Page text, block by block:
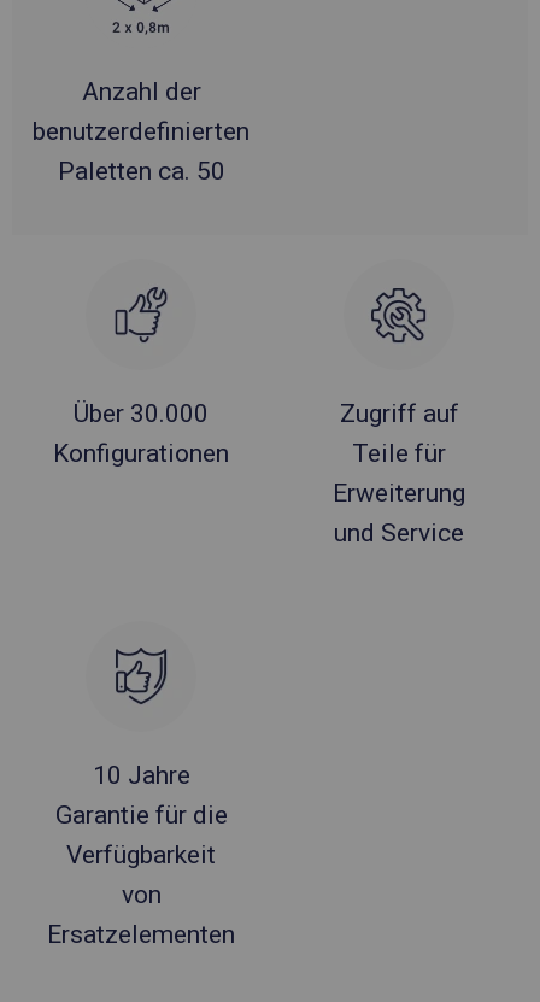
Anzahl der
benutzerdefinierten
Paletten ca. 50
Über 30.000
Konfigurationen
Zugriff auf
Teile für
Erweiterung
und Service
10 Jahre
Garantie für die
Verfügbarkeit
von
Ersatzelementen